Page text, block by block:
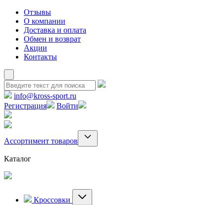
Отзывы
О компании
Доставка и оплата
Обмен и возврат
Акции
Контакты
info@kross-sport.ru
Регистрация
Войти
Ассортимент товаров
Каталог
Кроссовки